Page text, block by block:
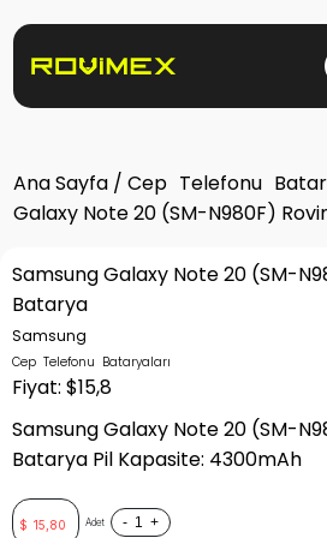
Ana Sayfa / Cep Telefonu
Galaxy Note 20 (SM-N980F)
Samsung Galaxy Note 20 (SM-
Batarya
Samsung
Cep Telefonu Bataryaları
Fiyat: $15,8
Samsung Galaxy Note 20 (SM-
Batarya Pil Kapasite: 4300mAh
$ 15,80 Adet - +